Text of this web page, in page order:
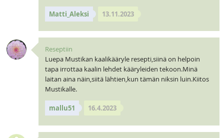
Matti_Aleksi 13.11.2023
Reseptiin
Luepa Mustikan kaalikääryle resepti,siinä on helpoin
tapa irrottaa kaalin lehdet kääryleiden tekoon.Minä
laitan aina näin,siitä lähtien,kun tämän niksin luin.Kiitos
Mustikalle.
mallu51 16.4.2023